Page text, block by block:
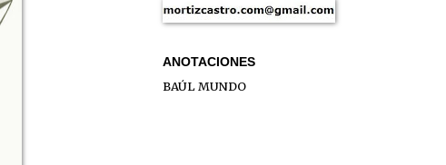
ANOTACIONES
BAÚL MUNDO